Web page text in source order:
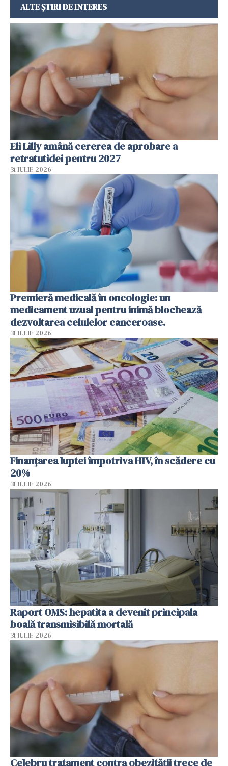
ALTE ȘTIRI DE INTERES
Eli Lilly amână cererea de aprobare a
retratutidei pentru 2027
31 IULIE 2026
Premieră medicală în oncologie: un
medicament uzual pentru inimă blochează
dezvoltarea celulelor canceroase.
31 IULIE 2026
Finanțarea luptei împotriva HIV, în scădere cu
20%
31 IULIE 2026
Raport OMS: hepatita a devenit principala
boală transmisibilă mortală
31 IULIE 2026
Celebru tratament contra obezității trece de